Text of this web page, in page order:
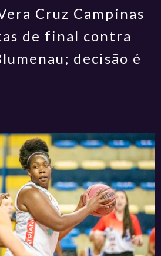
Cruz Campinas
de final contra
decisão é